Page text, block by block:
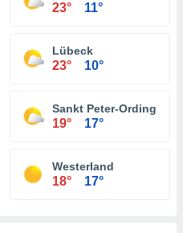
23° 11°
Lübeck
23° 10°
Sankt Peter-Ording
19° 17°
Westerland
18° 17°